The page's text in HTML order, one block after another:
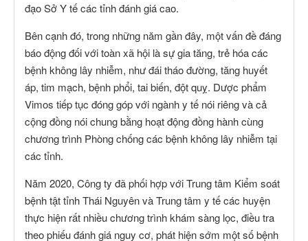
đạo Sở Y tế các tỉnh đánh giá cao.
Bên cạnh đó, trong những năm gần đây, một vấn đề đáng
báo động đối với toàn xã hội là sự gia tăng, trẻ hóa các
bệnh không lây nhiễm, như đái tháo đường, tăng huyết
áp, tim mạch, bệnh phổi, tai biến, đột quỵ. Dược phẩm
Vimos tiếp tục đóng góp với ngành y tế nói riêng và cả
cộng đồng nói chung bằng hoạt động đồng hành cùng
chương trình Phòng chống các bệnh không lây nhiễm tại
các tỉnh.
Năm 2020, Công ty đã phối hợp với Trung tâm Kiểm soát
bệnh tật tỉnh Thái Nguyên và Trung tâm y tế các huyện
thực hiện rất nhiều chương trình khám sàng lọc, điều tra
theo phiếu đánh giá nguy cơ, phát hiện sớm một số bệnh